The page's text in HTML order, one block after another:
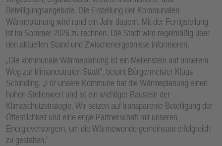
Beteiligungsangebote. Die Erstellung der Kommunalen
Wärmeplanung wird rund ein Jahr dauern. Mit der Fertigstellung
ist im Sommer 2026 zu rechnen. Die Stadt wird regelmäßig über
den aktuellen Stand und Zwischenergebnisse informieren.
„Die kommunale Wärmeplanung ist ein Meilenstein auf unserem
Weg zur klimaneutralen Stadt”, betont Bürgermeister Klaus
Schindling. „Für unsere Kommune hat die Wärmeplanung einen
hohen Stellenwert und ist ein wichtiger Baustein der
Klimaschutzstrategie. Wir setzen auf transparente Beteiligung der
Öffentlichkeit und eine enge Partnerschaft mit unseren
Energieversorgern, um die Wärmewende gemeinsam erfolgreich
zu gestalten.”